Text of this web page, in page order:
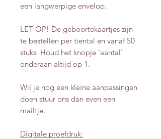
een langwerpige envelop.
LET OP! De geboortekaartjes zijn
te bestellen per tiental en vanaf 50
stuks. Houd het knopje 'aantal'
onderaan altijd op 1.
Wil je nog een kleine aanpassingen
doen stuur ons dan even een
mailtje.
Digitale proefdruk: